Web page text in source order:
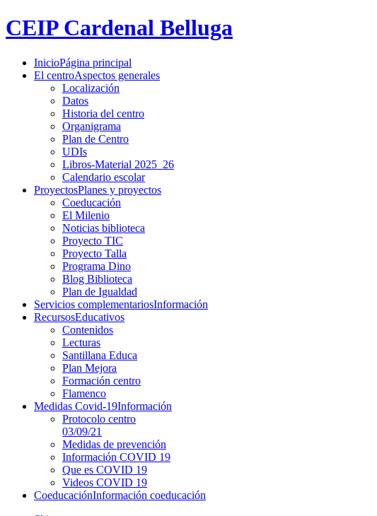
CEIP Cardenal Belluga
InicioPágina principal
El centroAspectos generales
Localización
Datos
Historia del centro
Organigrama
Plan de Centro
UDIs
Libros-Material 2025_26
Calendario escolar
ProyectosPlanes y proyectos
Coeducación
El Milenio
Noticias biblioteca
Proyecto TIC
Proyecto Talla
Programa Dino
Blog Biblioteca
Plan de Igualdad
Servicios complementariosInformación
RecursosEducativos
Contenidos
Lecturas
Santillana Educa
Plan Mejora
Formación centro
Flamenco
Medidas Covid-19Información
Protocolo centro
03/09/21
Medidas de prevención
Información COVID 19
Que es COVID 19
Videos COVID 19
CoeducaciónInformación coeducación